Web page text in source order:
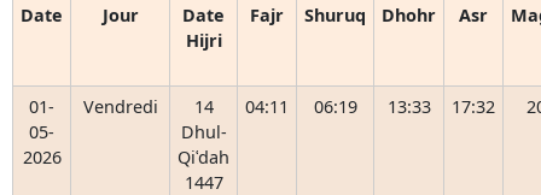
Date Jour
Date
Hijri
Fajr Shuruq Dhohr Asr
01-
05-
2026
Vendredi
14
Dhul-
Qiʿdah
1447
04:11 06:19 13:33 17:32